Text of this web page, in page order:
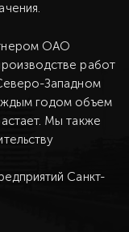
ОАО
работ
Западном
годом объем
Мы также
Санкт-